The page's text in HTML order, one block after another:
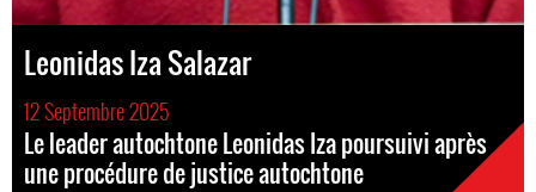
Leonidas Iza Salazar
12 Septembre 2025
Le leader autochtone Leonidas Iza poursuivi après
une procédure de justice autochtone